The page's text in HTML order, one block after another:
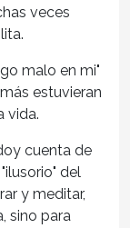
veces
malo en mi"
estuvieran
vida.
cuenta de
del
y meditar,
sino para